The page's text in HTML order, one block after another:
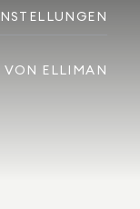
VON ELLIMAN